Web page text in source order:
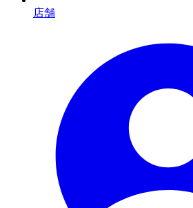
店舗